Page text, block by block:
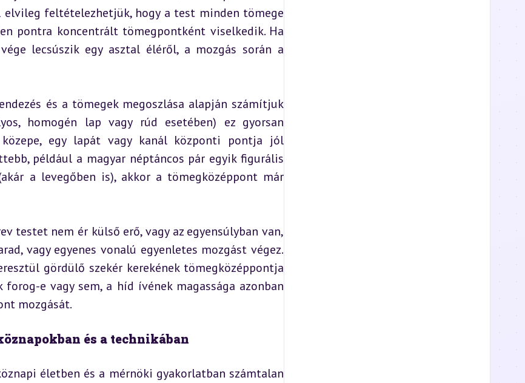
elvileg feltételezhetjük, hogy a test minden tömege
pontra koncentrált tömegpontként viselkedik. Ha
lecsúszik egy asztal éléről, a mozgás során a
és a tömegek megoszlása alapján számítjuk
homogén lap vagy rúd esetében) ez gyorsan
egy lapát vagy kanál központi pontja jól
például a magyar néptáncos pár egyik figurális
a levegőben is), akkor a tömegközéppont már
testet nem ér külső erő, vagy az egyensúlyban van,
vagy egyenes vonalú egyenletes mozgást végez.
gördülő szekér kerekének tömegközéppontja
e vagy sem, a híd ívének magassága azonban
mozgását.
és a technikában
életben és a mérnöki gyakorlatban számtalan